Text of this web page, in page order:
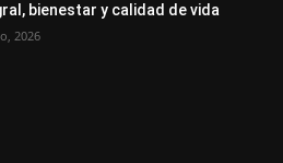
bienestar y calidad de vida
2026